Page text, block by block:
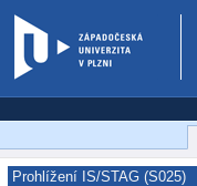
Prohlížení IS/STAG (S025)